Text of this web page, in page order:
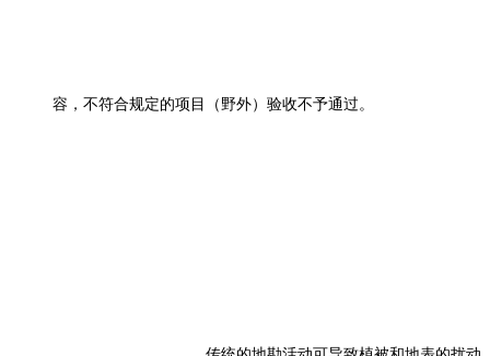
容，不符合规定的项目（野外）验收不予通过。